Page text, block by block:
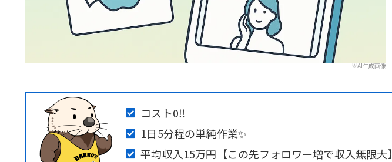
※AI生成画像
コスト0‼️
1日5分程の単純作業✨
平均収入15万円【この先フォロワー増で収入無限大】